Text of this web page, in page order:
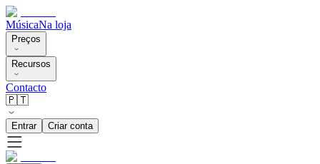
MúsicaNa loja
Preços
Recursos
Contacto
🇵🇹
Entrar Criar conta